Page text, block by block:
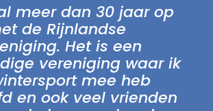
meer dan 30 jaar op
de Rijnlandse
Het is een
vereniging waar ik
mee heb
en ook veel vrienden